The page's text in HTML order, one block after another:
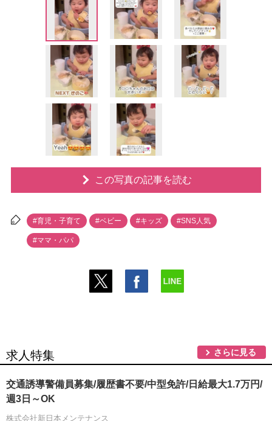
この写真の記事を読む
#育児・子育て #ベビー #キッズ #SNS人気
#ママ・パパ
求人特集 さらに見る
交通誘導警備員募集/履歴書不要/中型免許/日給最大1.7万円/
週3日～OK
株式会社新日本メンテナンス